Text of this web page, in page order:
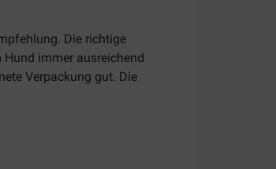
Die richtige
Hund immer ausreichend
Verpackung gut. Die